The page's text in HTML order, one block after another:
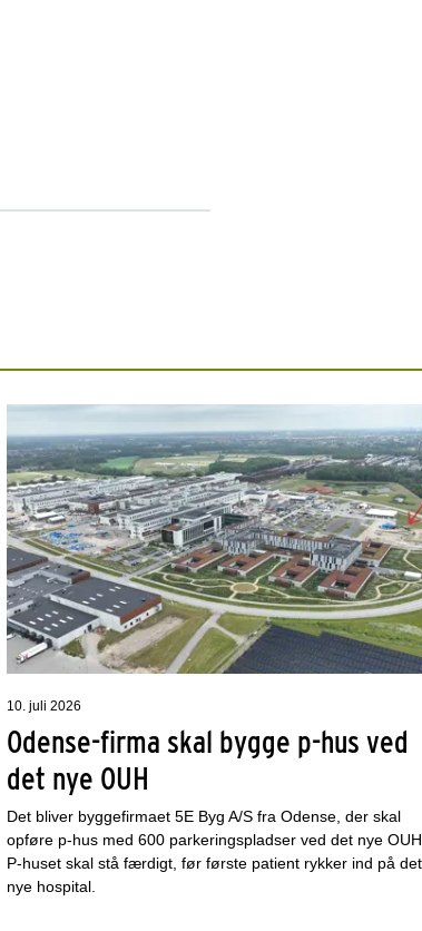
10. juli 2026
Odense-firma skal bygge p-hus ved
det nye OUH
Det bliver byggefirmaet 5E Byg A/S fra Odense, der skal
opføre p-hus med 600 parkeringspladser ved det nye OUH.
P-huset skal stå færdigt, før første patient rykker ind på det
nye hospital.